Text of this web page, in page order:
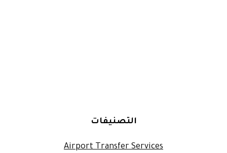
التصنيفات
Airport Transfer Services